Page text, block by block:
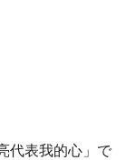
代表我的心」で